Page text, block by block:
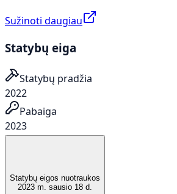
Sužinoti daugiau
Statybų eiga
Statybų pradžia
2022
Pabaiga
2023
Statybų eigos nuotraukos
2023 m. sausio 18 d.